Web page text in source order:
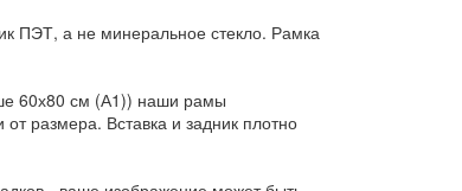
ПЭТ, а не минеральное стекло. Рамка
60х80 см (А1)) наши рамы
размера. Вставка и задник плотно